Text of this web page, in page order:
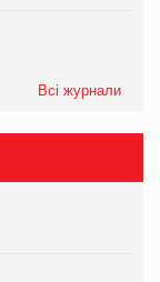
Всі журнали